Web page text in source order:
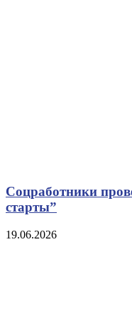
Соцработники
старты”
19.06.2026